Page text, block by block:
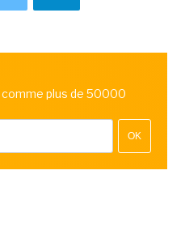
plus de 50000
OK